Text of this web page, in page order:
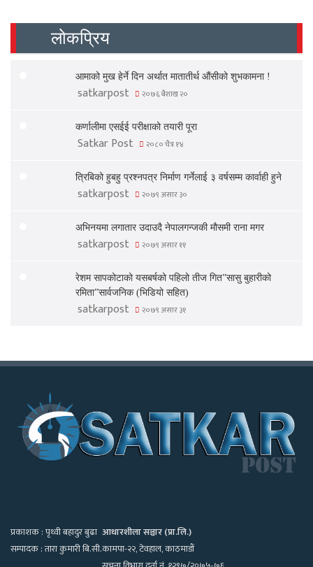
लोकप्रिय
आमाको मुख हेर्ने दिन अर्थात मातातीर्थ औंसीको शुभकामना !
satkarpost २०७६ बैशाख २०
कर्णालीमा एसईई परीक्षाको तयारी पूरा
Satkar Post २०८० चैत्र १४
त्रिबिको हुबहु प्रश्नपत्र निर्माण गर्नेलाई ३ वर्षसम्म कार्वाही हुने
satkarpost २०७९ असार ३०
अभिनयमा लगातार उदाउदै नेपालगन्जकी मौसमी राना मगर
satkarpost २०७९ असार ११
रेशम सापकोटाको यसबर्षको पहिलो तीज गित”सासु बुहारीको
रमिता”सार्वजनिक (भिडियो सहित)
satkarpost २०७९ असार ३१
प्रकाशक : पृथ्वी बहादुर बुढा
सम्पादक : तारा कुमारी बि.सी.
आधारशीला सञ्चार (प्रा.लि.)
कामपा-२२, टेवहाल, काठमाडाैं